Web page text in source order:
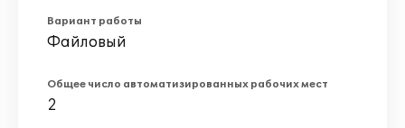
Вариант работы
Файловый
Общее число автоматизированных рабочих мест
2